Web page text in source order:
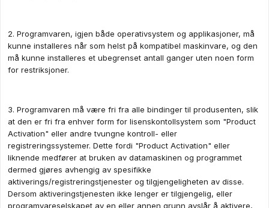
2. Programvaren, igjen både operativsystem og applikasjoner, må
kunne installeres når som helst på kompatibel maskinvare, og den
må kunne installeres et ubegrenset antall ganger uten noen form
for restriksjoner.
3. Programvaren må være fri fra alle bindinger til produsenten, slik
at den er fri fra enhver form for lisenskontollsystem som "Product
Activation" eller andre tvungne kontroll- eller
registreringssystemer. Dette fordi "Product Activation" eller
liknende medfører at bruken av datamaskinen og programmet
dermed gjøres avhengig av spesifikke
aktiverings/registreringstjenester og tilgjengeligheten av disse.
Dersom aktiveringstjenesten ikke lenger er tilgjengelig, eller
programvareselskapet av en eller annen grunn avslår å aktivere,